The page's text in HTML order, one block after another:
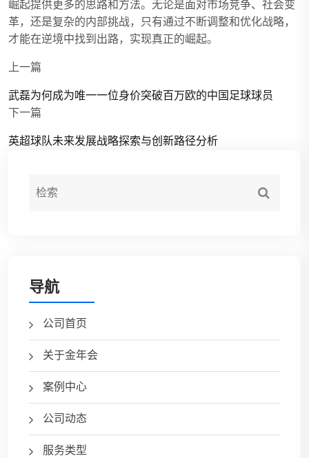
崛起提供更多的思路和方法。无论是面对市场竞争、社会变
革，还是复杂的内部挑战，只有通过不断调整和优化战略，
才能在逆境中找到出路，实现真正的崛起。
上一篇
武磊为何成为唯一一位身价突破百万欧的中国足球球员
下一篇
英超球队未来发展战略探索与创新路径分析
导航
公司首页
关于金年会
案例中心
公司动态
服务类型